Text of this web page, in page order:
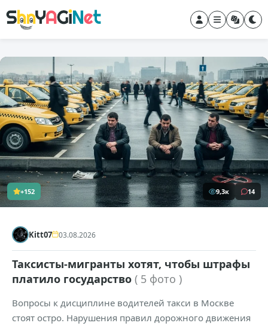
+152 9,3к 14
Kitt07 03.08.2026
Таксисты-мигранты хотят, чтобы штрафы
платило государство ( 5 фото )
Вопросы к дисциплине водителей такси в Москве
стоят остро. Нарушения правил дорожного движения